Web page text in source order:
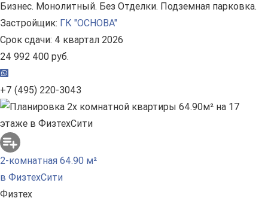
Бизнес. Монолитный. Без Отделки. Подземная парковка.
Застройщик: ГК "ОСНОВА"
Срок сдачи: 4 квартал 2026
24 992 400 руб.
+7 (495) 220-3043
2-комнатная 64.90 м²
в ФизтехСити
Физтех